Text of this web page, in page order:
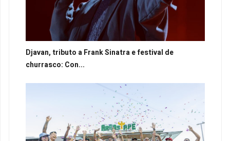
Djavan, tributo a Frank Sinatra e festival de
churrasco: Con...